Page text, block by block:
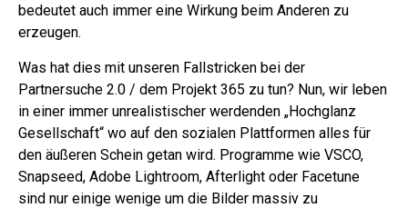
bedeutet auch immer eine Wirkung beim Anderen zu
erzeugen.
Was hat dies mit unseren Fallstricken bei der
Partnersuche 2.0 / dem Projekt 365 zu tun? Nun, wir leben
in einer immer unrealistischer werdenden „Hochglanz
Gesellschaft“ wo auf den sozialen Plattformen alles für
den äußeren Schein getan wird. Programme wie VSCO,
Snapseed, Adobe Lightroom, Afterlight oder Facetune
sind nur einige wenige um die Bilder massiv zu